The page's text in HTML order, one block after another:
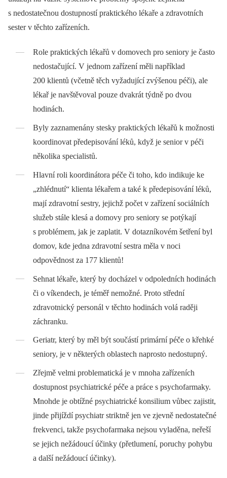
s nedostatečnou dostupností praktického lékaře a zdravotních
sester v těchto zařízeních.
Role praktických lékařů v domovech pro seniory je často
nedostačující. V jednom zařízení měli například
200 klientů (včetně těch vyžadující zvýšenou péči), ale
lékař je navštěvoval pouze dvakrát týdně po dvou
hodinách.
Byly zaznamenány stesky praktických lékařů k možnosti
koordinovat předepisování léků, když je senior v péči
několika specialistů.
Hlavní roli koordinátora péče či toho, kdo indikuje ke
„zhlédnutí“ klienta lékařem a také k předepisování léků,
mají zdravotní sestry, jejichž počet v zařízení sociálních
služeb stále klesá a domovy pro seniory se potýkají
s problémem, jak je zaplatit. V dotazníkovém šetření byl
domov, kde jedna zdravotní sestra měla v noci
odpovědnost za 177 klientů!
Sehnat lékaře, který by docházel v odpoledních hodinách
či o víkendech, je téměř nemožné. Proto střední
zdravotnický personál v těchto hodinách volá raději
záchranku.
Geriatr, který by měl být součástí primární péče o křehké
seniory, je v některých oblastech naprosto nedostupný.
Zřejmě velmi problematická je v mnoha zařízeních
dostupnost psychiatrické péče a práce s psychofarmaky.
Mnohde je obtížné psychiatrické konsilium vůbec zajistit,
jinde přijíždí psychiatr striktně jen ve zjevně nedostatečné
frekvenci, takže psychofarmaka nejsou vyladěna, neřeší
se jejich nežádoucí účinky (přetlumení, poruchy pohybu
a další nežádoucí účinky).